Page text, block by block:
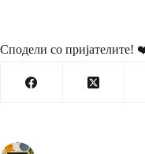
Сподели со